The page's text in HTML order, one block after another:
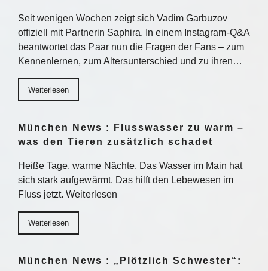
Seit wenigen Wochen zeigt sich Vadim Garbuzov
offiziell mit Partnerin Saphira. In einem Instagram-Q&A
beantwortet das Paar nun die Fragen der Fans – zum
Kennenlernen, zum Altersunterschied und zu ihren…
Weiterlesen
München News : Flusswasser zu warm –
was den Tieren zusätzlich schadet
Heiße Tage, warme Nächte. Das Wasser im Main hat
sich stark aufgewärmt. Das hilft den Lebewesen im
Fluss jetzt. Weiterlesen
Weiterlesen
München News : „Plötzlich Schwester“: